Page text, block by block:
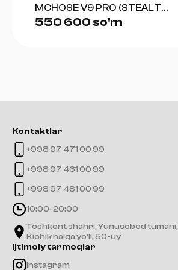
MCHOSE V9 PRO (STEALTH
BLACK)
550 600 so'm
Kontaktlar
+998 97 471 00 99
+998 97 461 00 99
+998 97 481 00 99
10:00-20:00
Toshkent shahri, Yunusobod tumani,
Kichik halqa yo'li, 50-uy
Ijtimoiy tarmoqlar
Instagram